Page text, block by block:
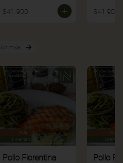
$41.900 $41.900
Ver más
Pollo Fiorentina
Pollo